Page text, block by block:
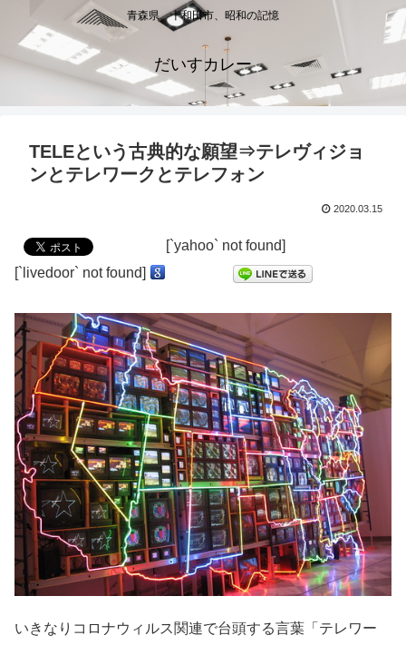
青森県、十和田市、昭和の記憶
だいすカレー
TELEという古典的な願望⇒テレヴィジョ
ンとテレワークとテレフォン
2020.03.15
[`yahoo` not found]
[`livedoor` not found]
いきなりコロナウィルス関連で台頭する言葉「テレワー